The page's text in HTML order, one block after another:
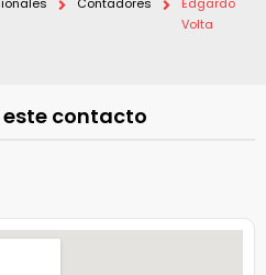
Contadores
Edgardo
Volta
contacto